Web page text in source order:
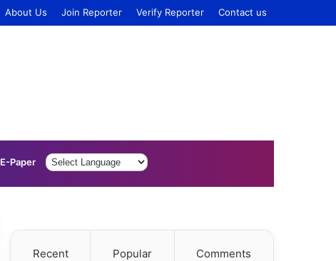
About Us Join Reporter Verify Reporter Contact us
E-Paper
Recent Popular Comments